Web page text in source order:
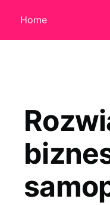
Home